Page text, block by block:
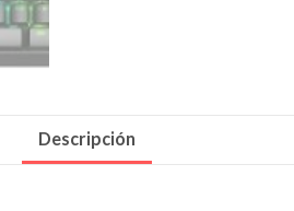
Descripción